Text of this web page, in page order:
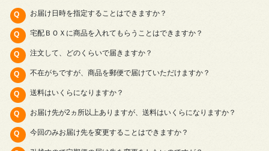
お届け日時を指定することはできますか？
宅配ＢＯＸに商品を入れてもらうことはできますか？
注文して、どのくらいで届きますか？
不在がちですが、商品を郵便で届けていただけますか？
送料はいくらになりますか？
お届け先が2ヵ所以上ありますが、送料はいくらになりますか？
今回のみお届け先を変更することはできますか？